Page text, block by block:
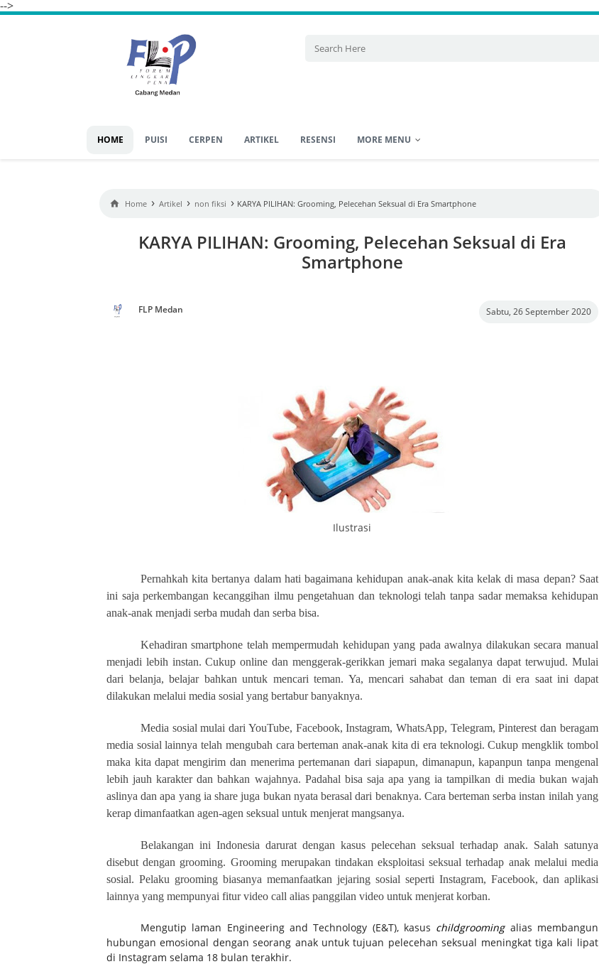
-->
HOME PUISI CERPEN ARTIKEL RESENSI MORE MENU
 Home › Artikel › non fiksi › KARYA PILIHAN: Grooming, Pelecehan Seksual di Era Smartphone
KARYA PILIHAN: Grooming, Pelecehan Seksual di Era
Smartphone
FLP Medan Sabtu, 26 September 2020
Ilustrasi
Pernahkah kita bertanya dalam hati bagaimana kehidupan anak-anak kita kelak di masa depan? Saat
ini saja perkembangan kecanggihan ilmu pengetahuan dan teknologi telah tanpa sadar memaksa kehidupan
anak-anak menjadi serba mudah dan serba bisa.
Kehadiran smartphone telah mempermudah kehidupan yang pada awalnya dilakukan secara manual
menjadi lebih instan. Cukup online dan menggerak-gerikkan jemari maka segalanya dapat terwujud. Mulai
dari belanja, belajar bahkan untuk mencari teman. Ya, mencari sahabat dan teman di era saat ini dapat
dilakukan melalui media sosial yang bertabur banyaknya.
Media sosial mulai dari YouTube, Facebook, Instagram, WhatsApp, Telegram, Pinterest dan beragam
media sosial lainnya telah mengubah cara berteman anak-anak kita di era teknologi. Cukup mengklik tombol
maka kita dapat mengirim dan menerima pertemanan dari siapapun, dimanapun, kapanpun tanpa mengenal
lebih jauh karakter dan bahkan wajahnya. Padahal bisa saja apa yang ia tampilkan di media bukan wajah
aslinya dan apa yang ia share juga bukan nyata berasal dari benaknya. Cara berteman serba instan inilah yang
kerap dimanfaatkan agen-agen seksual untuk menjerat mangsanya.
Belakangan ini Indonesia darurat dengan kasus pelecehan seksual terhadap anak. Salah satunya
disebut dengan grooming. Grooming merupakan tindakan eksploitasi seksual terhadap anak melalui media
sosial. Pelaku grooming biasanya memanfaatkan jejaring sosial seperti Instagram, Facebook, dan aplikasi
lainnya yang mempunyai fitur video call alias panggilan video untuk menjerat korban.
Mengutip laman Engineering and Technology (E&T), kasus childgroomingalias membangun
hubungan emosional dengan seorang anak untuk tujuan pelecehan seksual meningkat tiga kali lipat
di Instagram selama 18 bulan terakhir.